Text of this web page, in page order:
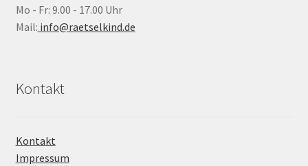
Mo - Fr: 9.00 - 17.00 Uhr
Mail: info@raetselkind.de
Kontakt
Kontakt
Impressum